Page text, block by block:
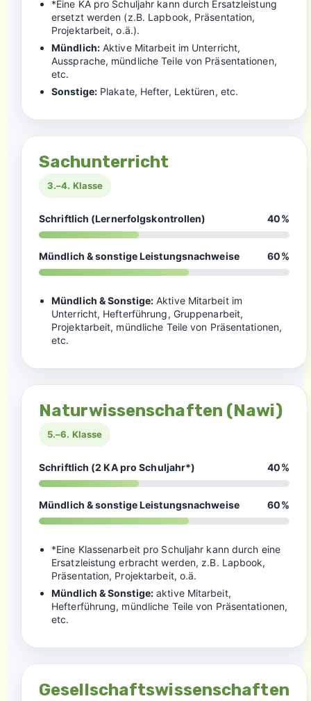
*Eine KA pro Schuljahr kann durch Ersatzleistung
ersetzt werden (z.B. Lapbook, Präsentation,
Projektarbeit, o.ä.).
Mündlich:Aktive Mitarbeit im Unterricht,
Aussprache, mündliche Teile von Präsentationen,
etc.
Sonstige:Plakate, Hefter, Lektüren, etc.
Sachunterricht
3.–4. Klasse
Schriftlich (Lernerfolgskontrollen) 40%
Mündlich & sonstige Leistungsnachweise 60%
Mündlich & Sonstige: Aktive Mitarbeit im
Unterricht, Hefterführung, Gruppenarbeit,
Projektarbeit, mündliche Teile von Präsentationen,
etc.
Naturwissenschaften (Nawi)
5.–6. Klasse
Schriftlich (2 KA pro Schuljahr*) 40%
Mündlich & sonstige Leistungsnachweise 60%
*Eine Klassenarbeit pro Schuljahr kann durch eine
Ersatzleistung erbracht werden, z.B. Lapbook,
Präsentation, Projektarbeit, o.ä.
Mündlich & Sonstige: aktive Mitarbeit,
Hefterführung, mündliche Teile von Präsentationen,
etc.
Gesellschaftswissenschaften